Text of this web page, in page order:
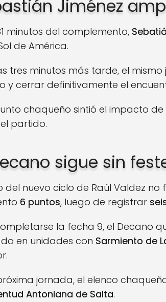
Jiménez
minutos del complemento,
de América.
tres minutos más tarde, el
y cerrar definitivamente el
chaqueño sintió el impacto
partido.
sigue sin
del nuevo ciclo de Raúl Valdez
6 puntos, luego de registrar
la fecha 9, el Decano
en unidades con Sarmiento de
jornada, el elenco
Antoniana de Salta.